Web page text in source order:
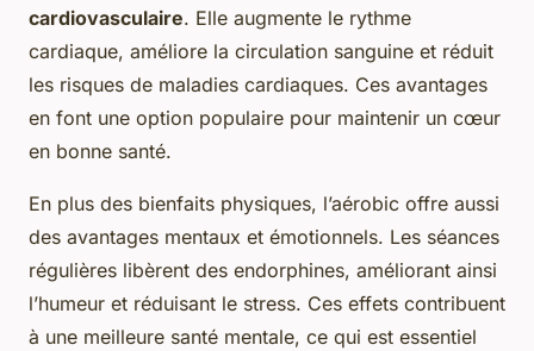
cardiovasculaire. Elle augmente le rythme
cardiaque, améliore la circulation sanguine et réduit
les risques de maladies cardiaques. Ces avantages
en font une option populaire pour maintenir un cœur
en bonne santé.
En plus des bienfaits physiques, l’aérobic offre aussi
des avantages mentaux et émotionnels. Les séances
régulières libèrent des endorphines, améliorant ainsi
l’humeur et réduisant le stress. Ces effets contribuent
à une meilleure santé mentale, ce qui est essentiel